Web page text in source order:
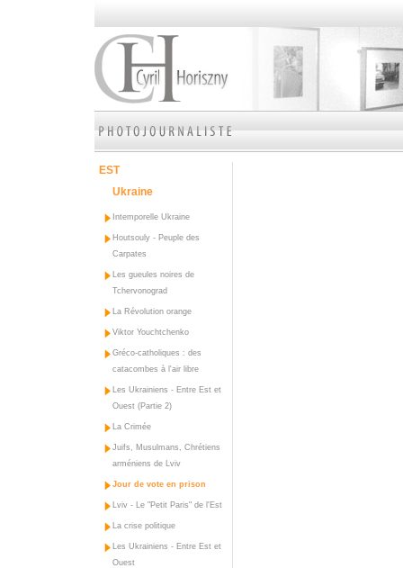
EST
Ukraine
Intemporelle Ukraine
Houtsouly - Peuple des
Carpates
Les gueules noires de
Tchervonograd
La Révolution orange
Viktor Youchtchenko
Gréco-catholiques : des
catacombes à l'air libre
Les Ukrainiens - Entre Est et
Ouest (Partie 2)
La Crimée
Juifs, Musulmans, Chrétiens
arméniens de Lviv
Jour de vote en prison
Lviv - Le "Petit Paris" de l'Est
La crise politique
Les Ukrainiens - Entre Est et
Ouest